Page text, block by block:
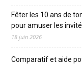
Fêter les 10 ans de
pour amuser les
18 juin 2026
Comparatif et aide